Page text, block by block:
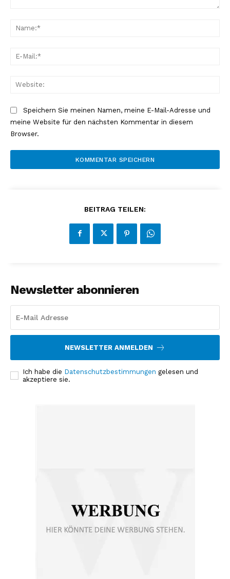
Speichern Sie meinen Namen, meine E-Mail-Adresse und
meine Website für den nächsten Kommentar in diesem
Browser.
BEITRAG TEILEN:
Newsletter abonnieren
NEWSLETTER ANMELDEN
Ich habe die Datenschutzbestimmungen gelesen und
akzeptiere sie.